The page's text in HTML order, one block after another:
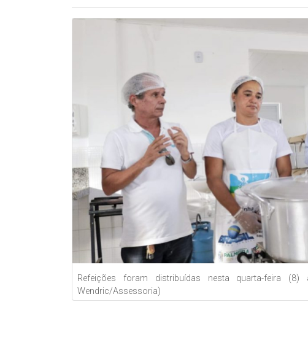
Refeições foram distribuídas nesta quarta-feira
Wendric/Assessoria)